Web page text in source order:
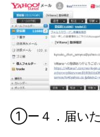
①ー４．届いた